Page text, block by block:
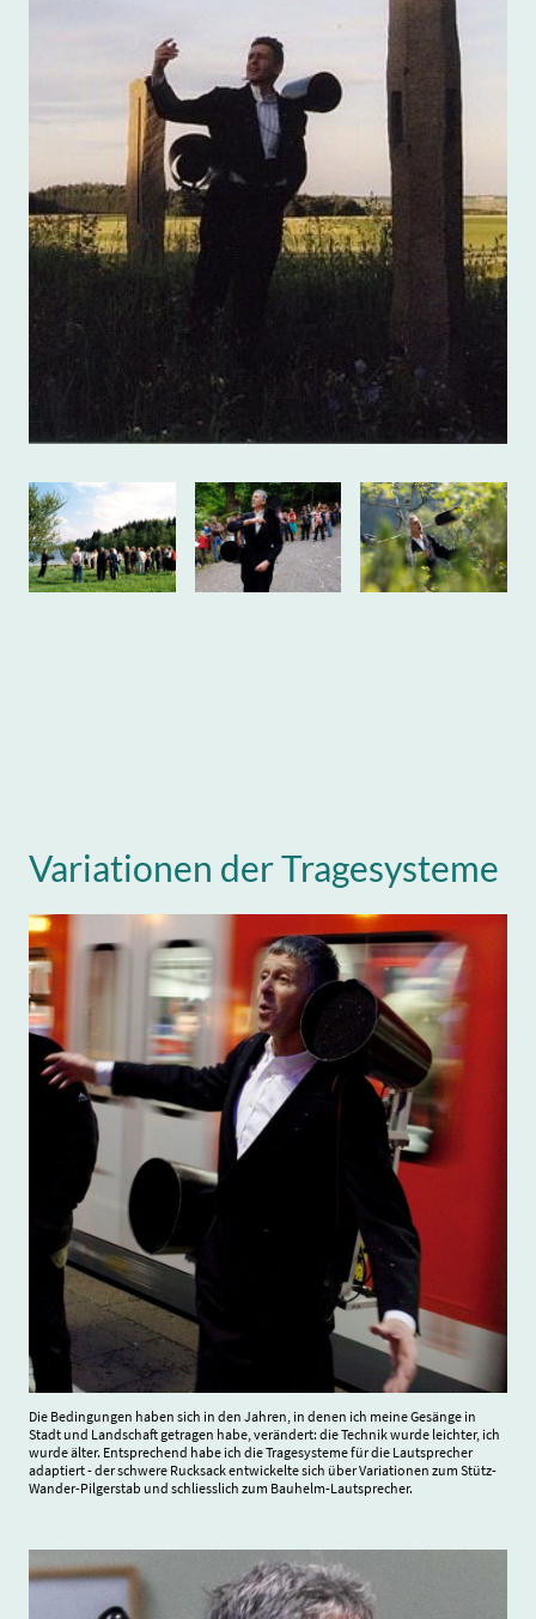
Variationen der Tragesysteme
Die Bedingungen haben sich in den Jahren, in denen ich meine Gesänge in
Stadt und Landschaft getragen habe, verändert: die Technik wurde leichter, ich
wurde älter. Entsprechend habe ich die Tragesysteme für die Lautsprecher
adaptiert - der schwere Rucksack entwickelte sich über Variationen zum Stütz-
Wander-Pilgerstab und schliesslich zum Bauhelm-Lautsprecher.